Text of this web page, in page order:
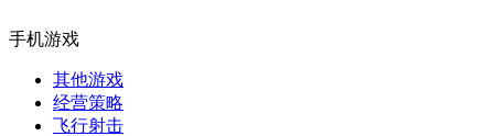
手机游戏
其他游戏
经营策略
飞行射击